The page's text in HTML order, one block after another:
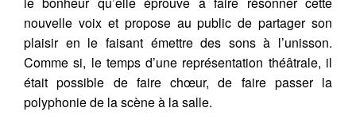
nouvelle voix et propose au public de partager son
plaisir en le faisant émettre des sons à l’unisson.
Comme si, le temps d’une représentation théâtrale, il
était possible de faire chœur, de faire passer la
polyphonie de la scène à la salle.